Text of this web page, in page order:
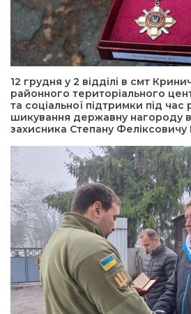
12 грудня у 2 відділі в смт
районного територіального
та соціальної підтримки під час
шикування державну нагороду
захисника Степану